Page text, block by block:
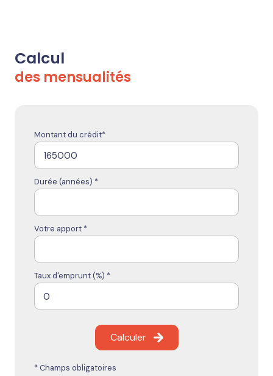
Calcul
des mensualités
Montant du crédit*
Durée (années) *
Votre apport *
Taux d'emprunt (%) *
Calculer
* Champs obligatoires